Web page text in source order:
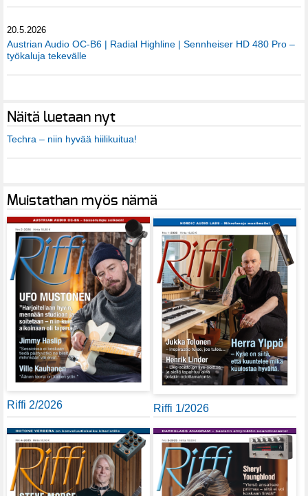
20.5.2026
Austrian Audio OC-B6 | Radial Highline | Sennheiser HD 480 Pro –
työkaluja tekevälle
Näitä luetaan nyt
Techra – niin hyvää hiilikuitua!
Muistathan myös nämä
Riffi 2/2026 Riffi 1/2026